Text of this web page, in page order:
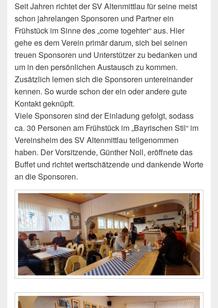
Seit Jahren richtet der SV Altenmittlau für seine meist
schon jahrelangen Sponsoren und Partner ein
Frühstück im Sinne des „come togehter“ aus. Hier
gehe es dem Verein primär darum, sich bei seinen
treuen Sponsoren und Unterstützer zu bedanken und
um in den persönlichen Austausch zu kommen.
Zusätzlich lernen sich die Sponsoren untereinander
kennen. So wurde schon der ein oder andere gute
Kontakt geknüpft.
Viele Sponsoren sind der Einladung gefolgt, sodass
ca. 30 Personen am Frühstück im „Bayrischen Stil“ im
Vereinsheim des SV Altenmittlau teilgenommen
haben. Der Vorsitzende, Günther Noll, eröffnete das
Buffet und richtet wertschätzende und dankende Worte
an die Sponsoren.